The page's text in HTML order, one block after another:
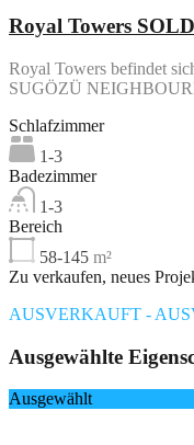
Royal Towers
Royal Towers befindet
SUGÖZÜ
Schlafzimmer
1-3
Badezimmer
1-3
Bereich
58-145 m²
Zu verkaufen, neues
AUSVERKAUFT -
Ausgewählte
Ausgewählt